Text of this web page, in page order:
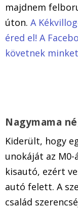
majdnem
úton. A
éred el! A
követnek
Nagymama
Kiderült, hogy
unokáját az
kisautó, ezért
autó felett. A
család